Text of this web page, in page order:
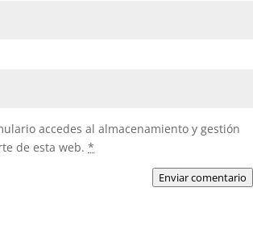
accedes al almacenamiento y gestión
de esta web. *
Enviar comentario